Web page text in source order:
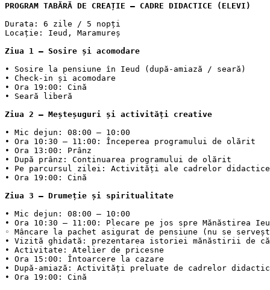
PROGRAM TABĂRĂ DE CREAȚIE – CADRE DIDACTICE (ELEVI)
Durata: 6 zile / 5 nopți
Locație: Ieud, Maramureș
Ziua 1 – Sosire și acomodare
• Sosire la pensiune în Ieud (după-amiază / seară)
• Check-in și acomodare
• Ora 19:00: Cină
Ziua 2 – Meșteșuguri și activități creative
• Mic dejun: 08:00 – 10:00
• Ora 10:30 – 11:00: Începerea programului de olărit
• Ora 13:00: Prânz
• După prânz: Continuarea programului de olărit
• Pe parcursul zilei: Activități ale cadrelor didactice
• Ora 19:00: Cină
Ziua 3 – Drumeție și spiritualitate
• Mic dejun: 08:00 – 10:00
• Ora 10:30 – 11:00: Plecare pe jos spre Mănăstirea
◦ Mâncare la pachet asigurat de pensiune (nu se
• Vizită ghidată: prezentarea istoriei mănăstirii de
• Activitate: Atelier de pricesne
• Ora 15:00: Întoarcere la cazare
• După-amiază: Activități preluate de cadrelor
• Ora 19:00: Cină